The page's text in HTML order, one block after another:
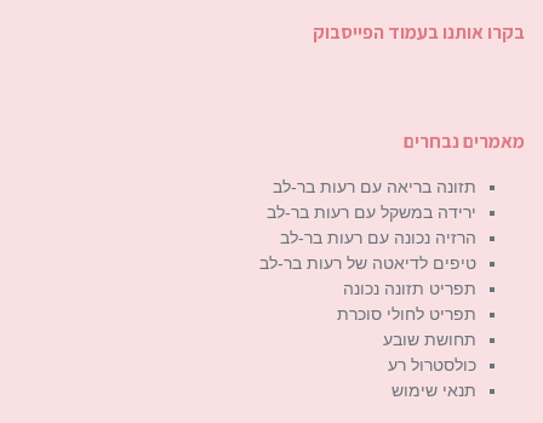
בקרו אותנו בעמוד הפייסבוק
מאמרים נבחרים
תזונה בריאה עם רעות בר-לב
ירידה במשקל עם רעות בר-לב
הרזיה נכונה עם רעות בר-לב
טיפים לדיאטה של רעות בר-לב
תפריט תזונה נכונה
תפריט לחולי סוכרת
תחושת שובע
כולסטרול רע
תנאי שימוש